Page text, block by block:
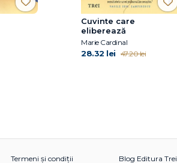
Cuvinte care
eliberează
Marie Cardinal
28.32 lei 47.20 lei
Termeni și condiții Blog Editura Trei